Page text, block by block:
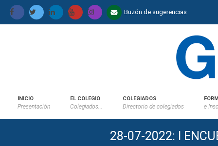
Buzón de sugerencias
INICIO
Presentación
EL COLEGIO
Colegiados...
COLEGIADOS
Directorio de colegiados e
28-07-2022: I